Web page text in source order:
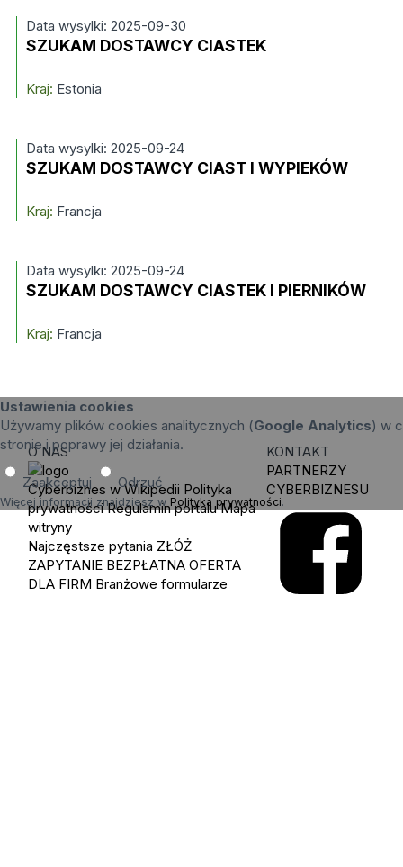
Data wysylki: 2025-09-30
SZUKAM DOSTAWCY CIASTEK
Kraj: Estonia
Data wysylki: 2025-09-24
SZUKAM DOSTAWCY CIAST I WYPIEKÓW
Kraj: Francja
Data wysylki: 2025-09-24
SZUKAM DOSTAWCY CIASTEK I PIERNIKÓW
Kraj: Francja
Ustawienia cookies
Używamy plików cookies analitycznych (Google Analytics) w
stronie i poprawy jej działania.
Zaakceptuj Odrzuć
Więcej informacji znajdziesz w Polityka prywatności.
O NAS
Cyberbiznes w Wikipedii Polityka
prywatności Regulamin portalu Mapa
witryny
Najczęstsze pytania ZŁÓŻ
ZAPYTANIE BEZPŁATNA OFERTA
DLA FIRM Branżowe formularze
KONTAKT
PARTNERZY
CYBERBIZNESU